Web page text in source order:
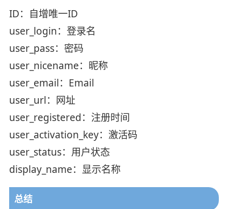
ID：自增唯一ID
user_login：登录名
user_pass：密码
user_nicename：昵称
user_email：Email
user_url：网址
user_registered：注册时间
user_activation_key：激活码
user_status：用户状态
display_name：显示名称
总结